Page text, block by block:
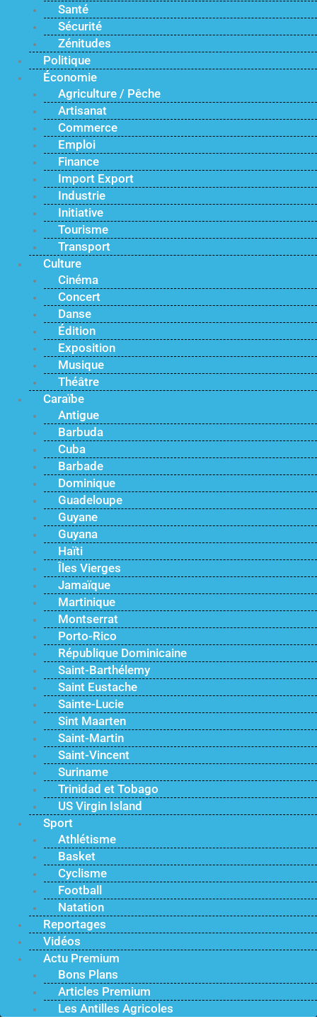
Santé
Sécurité
Zénitudes
Politique
Économie
Agriculture / Pêche
Artisanat
Commerce
Emploi
Finance
Import Export
Industrie
Initiative
Tourisme
Transport
Culture
Cinéma
Concert
Danse
Édition
Exposition
Musique
Théâtre
Caraïbe
Antigue
Barbuda
Cuba
Barbade
Dominique
Guadeloupe
Guyane
Guyana
Haïti
Îles Vierges
Jamaïque
Martinique
Montserrat
Porto-Rico
République Dominicaine
Saint-Barthélemy
Saint Eustache
Sainte-Lucie
Sint Maarten
Saint-Martin
Saint-Vincent
Suriname
Trinidad et Tobago
US Virgin Island
Sport
Athlétisme
Basket
Cyclisme
Football
Natation
Reportages
Vidéos
Actu Premium
Bons Plans
Articles Premium
Les Antilles Agricoles